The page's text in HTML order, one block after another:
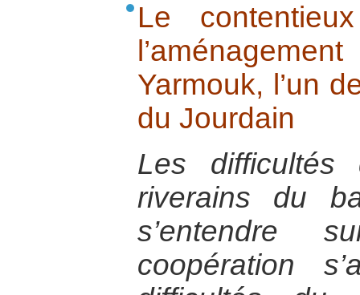
Le
Yarmouk, l’un
du Jourdain
Les difficultés
riverains du
s’entendre
coopération